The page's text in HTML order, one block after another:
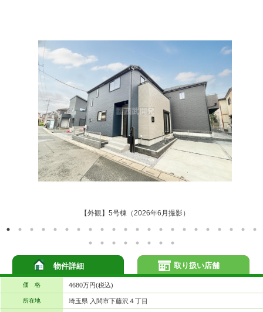
【外観】5号棟（2026年6月撮影）
物件詳細
価 格 4680万円(税込)
所在地 埼玉県 入間市下藤沢４丁目
取り扱い店舗